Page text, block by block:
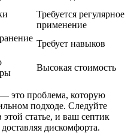
Требуется регулярное
применение
Требует навыков
Высокая стоимость
это проблема, которую
подходе. Следуйте
статье, и ваш септик
дискомфорта.